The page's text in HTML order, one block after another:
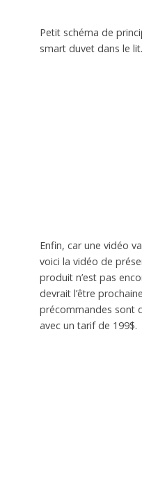
Petit schéma de
smart duvet dans le lit.
Enfin, car une vidéo
voici la vidéo de
produit n’est pas
devrait l’être
précommandes sont
avec un tarif de 199$.